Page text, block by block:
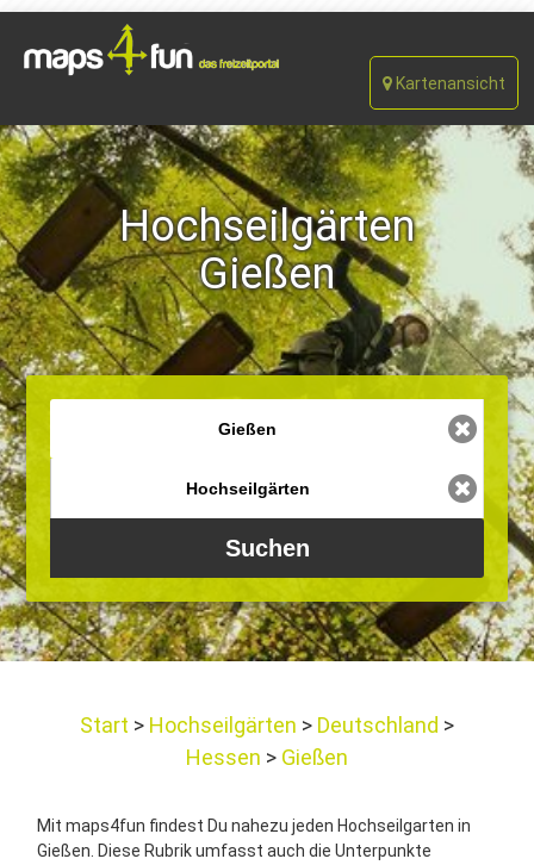
Kartenansicht
Hochseilgärten
Gießen
Start Hochseilgärten
Deutschland
Hessen
Gießen
Mit maps4fun findest Du nahezu jeden Hochseilgarten in
Gießen. Diese Rubrik umfasst auch die Unterpunkte